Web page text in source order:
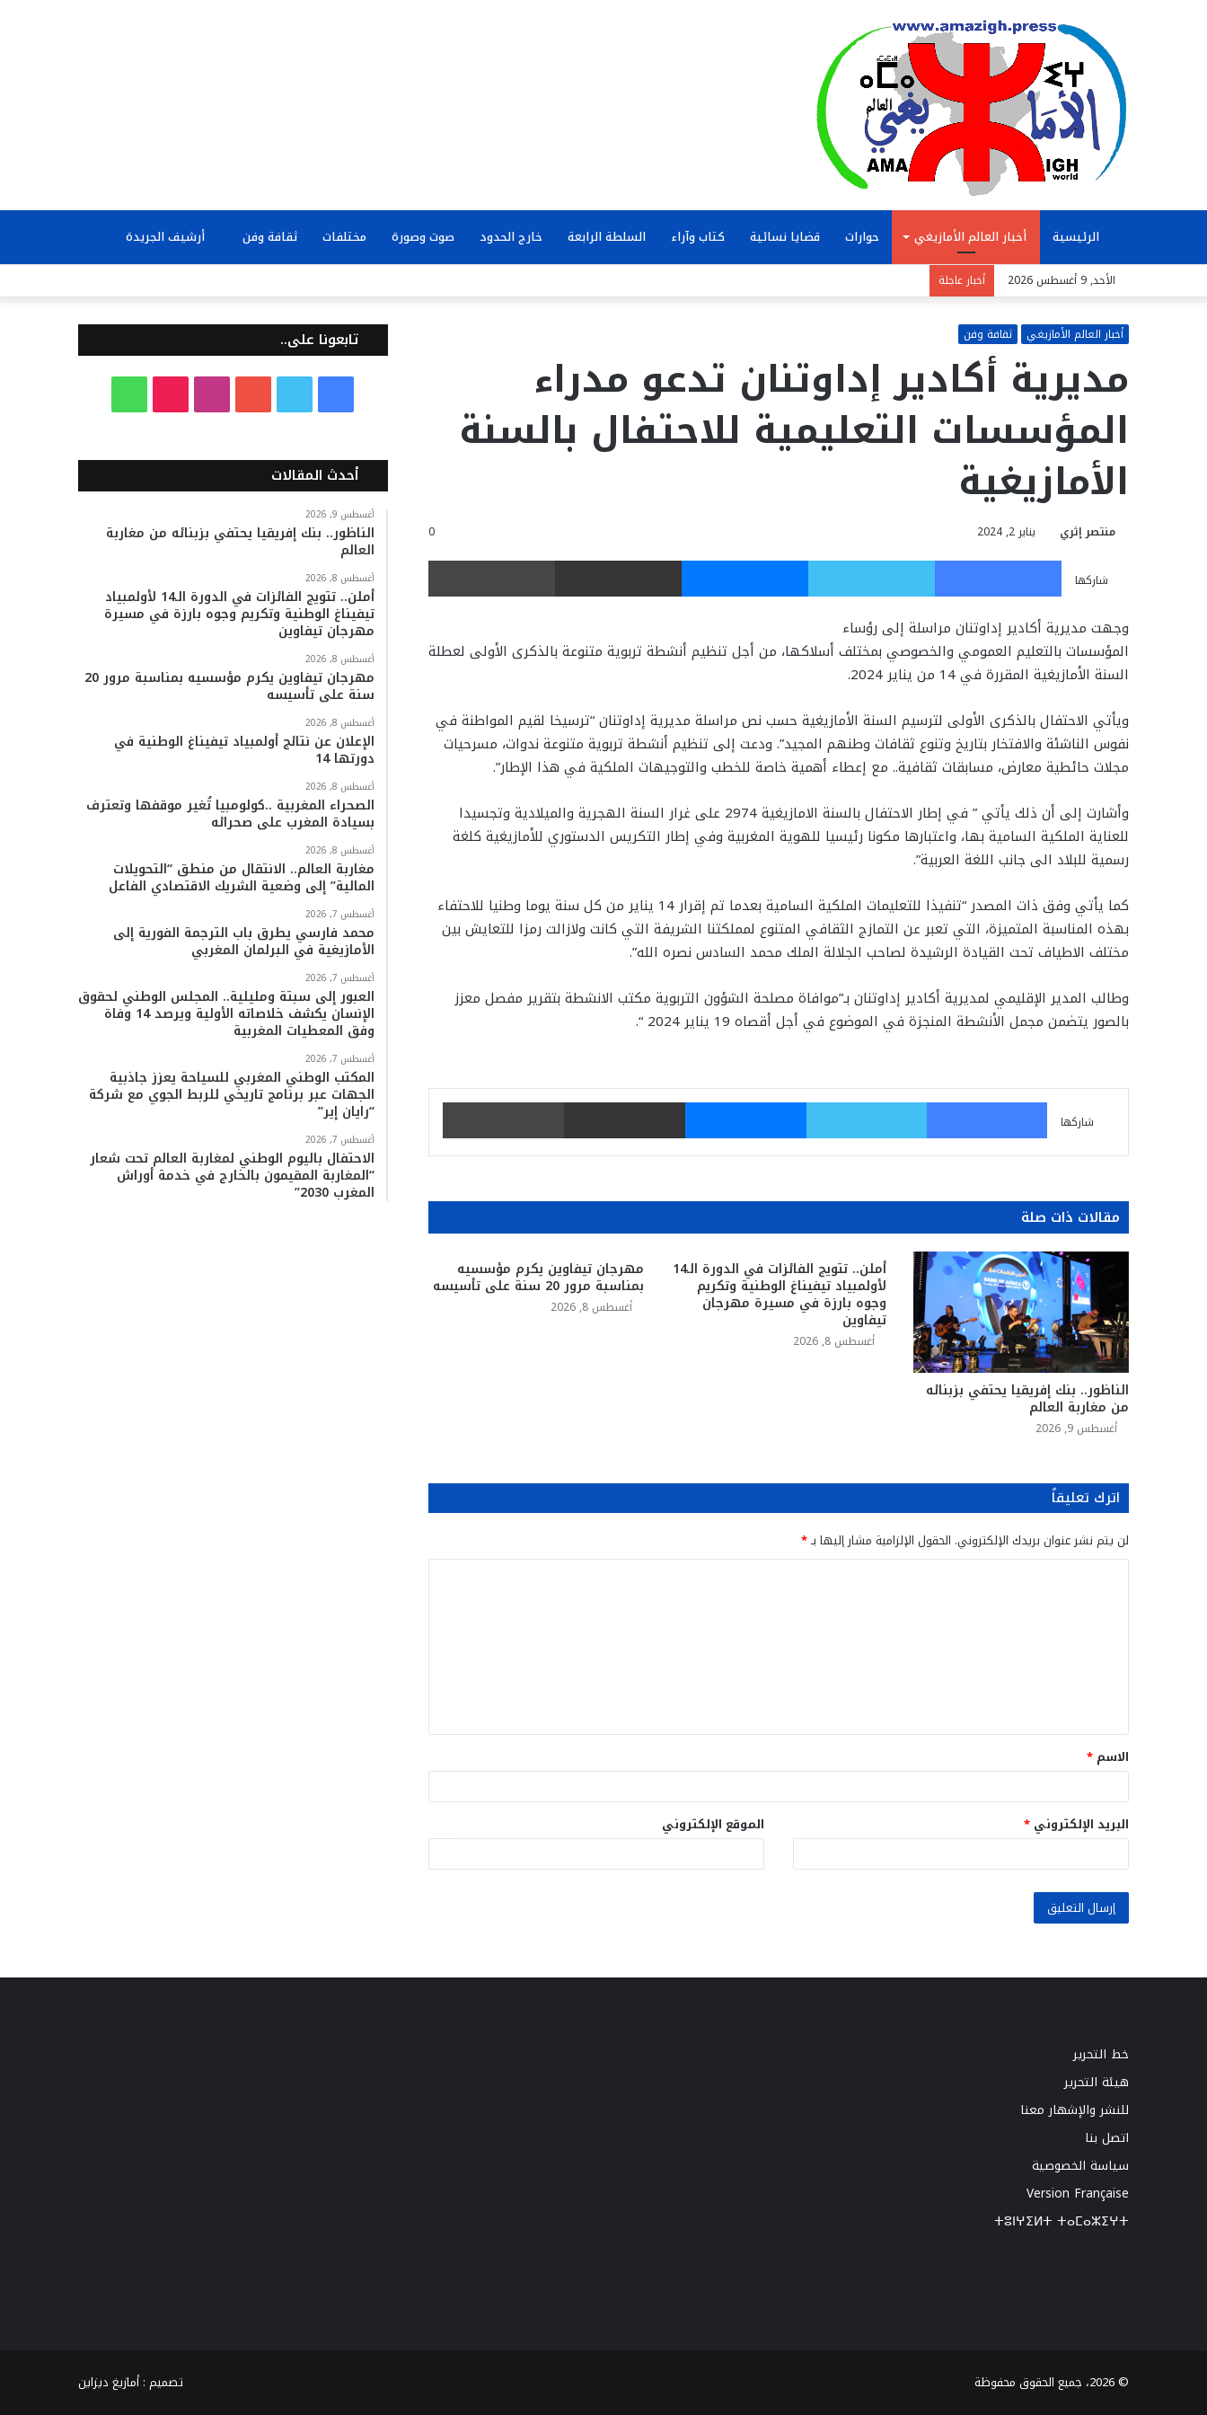
الرئيسية أخبار العالم الأمازيغي حوارات قضايا نسائية كتاب وآراء السلطة الرابعة خارج الحدود صوت وصورة مختلفات ثقافة وفن أرشيف الجريدة
عن
الأحد, 9 أغسطس 2026 أخبار عاجلة
أخبار العالم الأمازيغي ثقافة وفن
مديرية أكادير إداوتنان تدعو مدراء
المؤسسات التعليمية للاحتفال بالسنة
الأمازيغية
منتصر إثري يناير 2, 2024 0
شاركها
فيسبوك تويتر ماسنجر مشاركة عبر البريد
وجهت مديرية أكادير إداوتنان مراسلة إلى رؤساء
المؤسسات بالتعليم العمومي والخصوصي بمختلف أسلاكها، من أجل تنظيم أنشطة تربوية متنوعة بالذكرى الأولى لعطلة
السنة الأمازيغية المقررة في 14 من يناير 2024.
ويأتي الاحتفال بالذكرى الأولى لترسيم السنة الأمازيغية حسب نص مراسلة مديرية إداوتنان “ترسيخا لقيم المواطنة في
نفوس الناشئة والافتخار بتاريخ وتنوع ثقافات وطنهم المجيد”. ودعت إلى تنظيم أنشطة تربوية متنوعة ندوات، مسرحيات
مجلات حائطية معارض، مسابقات ثقافية.. مع إعطاء أهمية خاصة للخطب والتوجيهات الملكية في هذا الإطار”.
وأشارت إلى أن ذلك يأتي ” في إطار الاحتفال بالسنة الامازيغية 2974 على غرار السنة الهجرية والميلادية وتجسيدا
للعناية الملكية السامية بها، واعتبارها مكونا رئيسيا للهوية المغربية وفي إطار التكريس الدستوري للأمازيغية كلغة
رسمية للبلاد الى جانب اللغة العربية”.
كما يأتي وفق ذات المصدر “تنفيذا للتعليمات الملكية السامية بعدما تم إقرار 14 يناير من كل سنة يوما وطنيا للاحتفاء
بهذه المناسبة المتميزة، التي تعبر عن التمازج الثقافي المتنوع لمملكتنا الشريفة التي كانت ولازالت رمزا للتعايش بين
مختلف الاطياف تحت القيادة الرشيدة لصاحب الجلالة الملك محمد السادس نصره الله”.
وطالب المدير الإقليمي لمديرية أكادير إداوتنان بـ”موافاة مصلحة الشؤون التربوية مكتب الانشطة بتقرير مفصل معزز
بالصور يتضمن مجمل الأنشطة المنجزة في الموضوع في أجل أقصاه 19 يناير 2024 “.
شاركها
فيسبوك تويتر ماسنجر مشاركة عبر البريد
مقالات ذات صلة
الناظور.. بنك إفريقيا يحتفي بزبنائه
من مغاربة العالم
أغسطس 9, 2026
أملن.. تتويج الفائزات في الدورة الـ14
لأولمبياد تيفيناغ الوطنية وتكريم
وجوه بارزة في مسيرة مهرجان
تيفاوين
أغسطس 8, 2026
مهرجان تيفاوين يكرم مؤسسيه
بمناسبة مرور 20 سنة على تأسيسه
أغسطس 8, 2026
اترك تعليقاً
لن يتم نشر عنوان بريدك الإلكتروني. الحقول الإلزامية مشار إليها بـ*
ق
*
الاسم *
البريد الإلكتروني * الموقع الإلكتروني
تابعونا على..
س
ب
و
ك
ي
ر
ت
و
س
ق
ا
k
o
ت
ا
أحدث المقالات
أغسطس 9, 2026
الناظور.. بنك إفريقيا يحتفي بزبنائه من مغاربة
العالم
أغسطس 8, 2026
أملن.. تتويج الفائزات في الدورة الـ14 لأولمبياد
تيفيناغ الوطنية وتكريم وجوه بارزة في مسيرة
مهرجان تيفاوين
أغسطس 8, 2026
مهرجان تيفاوين يكرم مؤسسيه بمناسبة مرور 20
سنة على تأسيسه
أغسطس 8, 2026
الإعلان عن نتائج أولمبياد تيفيناغ الوطنية في
دورتها 14
أغسطس 8, 2026
الصحراء المغربية ..كولومبيا تُغير موقفها وتعترف
بسيادة المغرب على صحرائه
أغسطس 8, 2026
مغاربة العالم.. الانتقال من منطق “التحويلات
المالية” إلى وضعية الشريك الاقتصادي الفاعل
أغسطس 7, 2026
محمد فارسي يطرق باب الترجمة الفورية إلى
الأمازيغية في البرلمان المغربي
أغسطس 7, 2026
العبور إلى سبتة ومليلية.. المجلس الوطني لحقوق
الإنسان يكشف خلاصاته الأولية ويرصد 14 وفاة
وفق المعطيات المغربية
أغسطس 7, 2026
المكتب الوطني المغربي للسياحة يعزز جاذبية
الجهات عبر برنامج تاريخي للربط الجوي مع شركة
“رايان إير”
أغسطس 7, 2026
الاحتفال باليوم الوطني لمغاربة العالم تحت شعار
“المغاربة المقيمون بالخارج في خدمة أوراش
المغرب 2030”
خط التحرير
هيئة التحرير
للنشر والإشهار معنا
اتصل بنا
سياسة الخصوصية
Version Française
ⵜⵓⵏⵖⵉⵍⵜ ⵜⴰⵎⴰⵣⵉⵖⵜ
© 2026، جميع الحقوق محفوظة تصميم :أمازيغ ديزاين TikTokواتساب